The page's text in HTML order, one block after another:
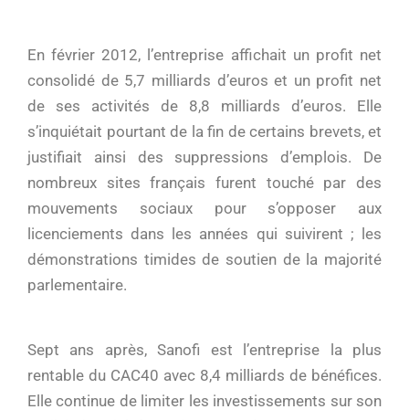
En février 2012, l’entreprise affichait un profit net
consolidé de 5,7 milliards d’euros et un profit net
de ses activités de 8,8 milliards d’euros. Elle
s’inquiétait pourtant de la fin de certains brevets, et
justifiait ainsi des suppressions d’emplois. De
nombreux sites français furent touché par des
mouvements sociaux pour s’opposer aux
licenciements dans les années qui suivirent ; les
démonstrations timides de soutien de la majorité
parlementaire.
Sept ans après, Sanofi est l’entreprise la plus
rentable du CAC40 avec 8,4 milliards de bénéfices.
Elle continue de limiter les investissements sur son